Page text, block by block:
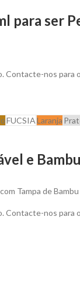
para ser
Contacte-nos
FUCSIALaranja
e
Tampa de Bambu
Contacte-nos